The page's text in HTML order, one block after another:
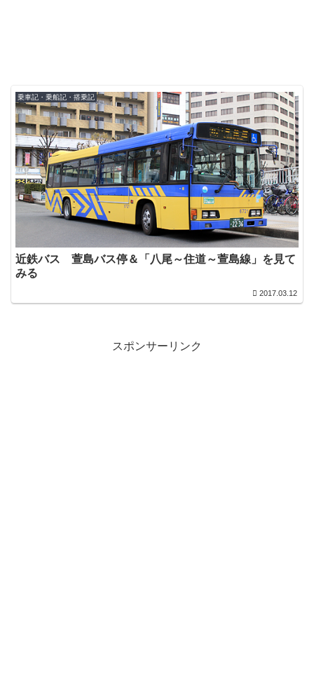
乗車記・乗船記・搭乗記
近鉄バス 萱島バス停＆「八尾～住道～萱島線」を見て
みる
2017.03.12
スポンサーリンク